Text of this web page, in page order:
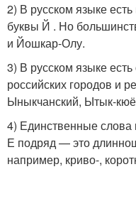
2) В русском языке
буквы Й . Но
и Йошкар-Олу.
3) В русском языке
российских городов и
Ыныкчанский, Ытык-
4) Единственные слова
Е подряд — это
например, криво-,